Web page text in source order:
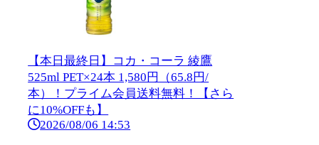
【本日最終日】コカ・コーラ 綾鷹
525ml PET×24本 1,580円（65.8円/
本）！プライム会員送料無料！【さら
に10%OFFも】
2026/08/06 14:53